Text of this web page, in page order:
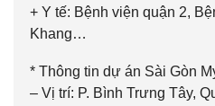
+ Y tế: Bệnh viện quận 2,
Khang…
* Thông tin dự án Sài Gòn
– Vị trí: P. Bình Trưng Tây,